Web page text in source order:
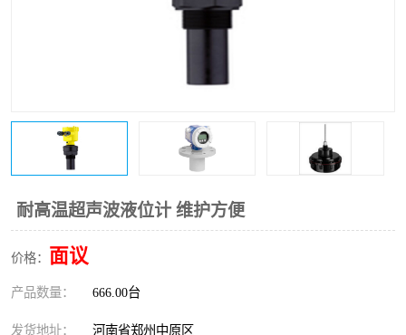
耐高温超声波液位计 维护方便
价格： 面议
产品数量： 666.00台
发货地址： 河南省郑州中原区
测漏仪
流量仪表 加油站液位仪